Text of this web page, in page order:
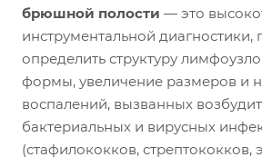
брюшной полости — это
инструментальной
определить структуру
формы, увеличение размеров и
воспалений, вызванных
бактериальных и вирусных
(стафилококков, стрептококков,